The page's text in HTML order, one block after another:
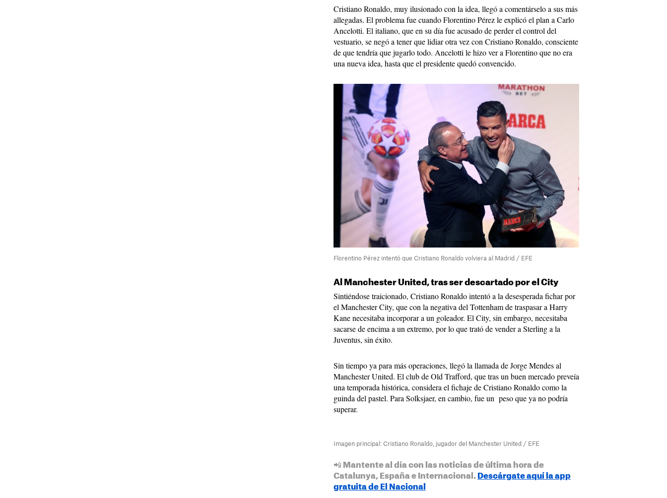
Cristiano Ronaldo, muy ilusionado con la idea, llegó a comentárselo a sus más
allegadas. El problema fue cuando Florentino Pérez le explicó el plan a Carlo
Ancelotti. El italiano, que en su día fue acusado de perder el control del
vestuario, se negó a tener que lidiar otra vez con Cristiano Ronaldo, consciente
de que tendría que jugarlo todo. Ancelotti le hizo ver a Florentino que no era
una nueva idea, hasta que el presidente quedó convencido.
Florentino Pérez intentó que Cristiano Ronaldo volviera al Madrid / EFE
Al Manchester United, tras ser descartado por el City
Sintiéndose traicionado, Cristiano Ronaldo intentó a la desesperada fichar por
el Manchester City, que con la negativa del Tottenham de traspasar a Harry
Kane necesitaba incorporar a un goleador. El City, sin embargo, necesitaba
sacarse de encima a un extremo, por lo que trató de vender a Sterling a la
Juventus, sin éxito.
Sin tiempo ya para más operaciones, llegó la llamada de Jorge Mendes al
Manchester United. El club de Old Trafford, que tras un buen mercado preveía
una temporada histórica, considera el fichaje de Cristiano Ronaldo como la
guinda del pastel. Para Solksjaer, en cambio, fue un peso que ya no podría
superar.
Imagen principal: Cristiano Ronaldo, jugador del Manchester United / EFE
📲 Mantente al día con las noticias de última hora de
Catalunya, España e Internacional. Descárgate aquí la app
gratuita de El Nacional